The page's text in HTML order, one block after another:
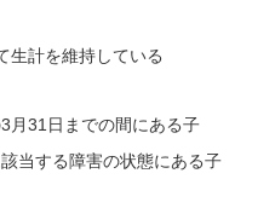
生計を維持している
月31日までの間にある子
当する障害の状態にある子